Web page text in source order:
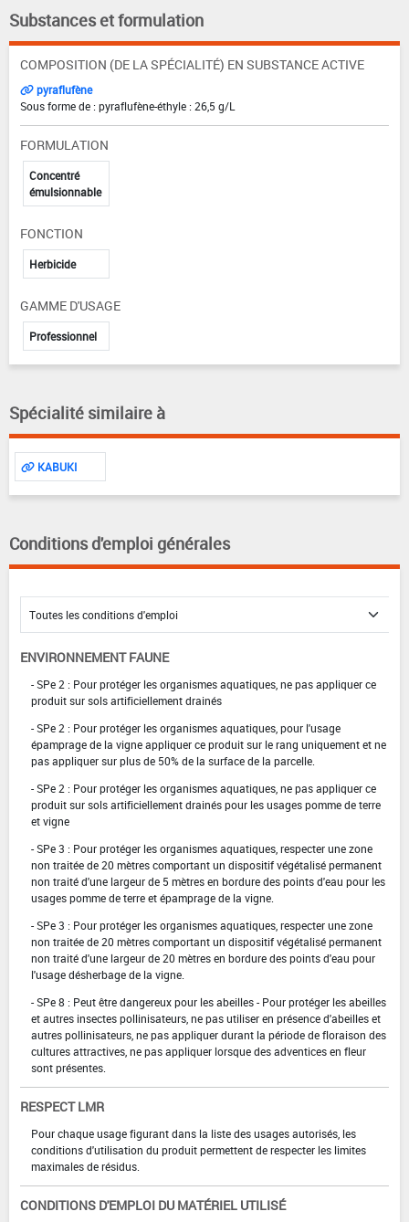
Substances et formulation
COMPOSITION (DE LA SPÉCIALITÉ) EN SUBSTANCE ACTIVE
pyraflufène
Sous forme de : pyraflufène-éthyle : 26,5 g/L
FORMULATION
Concentré
émulsionnable
FONCTION
Herbicide
GAMME D'USAGE
Professionnel
Spécialité similaire à
KABUKI
Conditions d'emploi générales
ENVIRONNEMENT FAUNE
- SPe 2 : Pour protéger les organismes aquatiques, ne pas appliquer ce
produit sur sols artificiellement drainés
- SPe 2 : Pour protéger les organismes aquatiques, pour l'usage
épamprage de la vigne appliquer ce produit sur le rang uniquement et ne
pas appliquer sur plus de 50% de la surface de la parcelle.
- SPe 2 : Pour protéger les organismes aquatiques, ne pas appliquer ce
produit sur sols artificiellement drainés pour les usages pomme de terre
et vigne
- SPe 3 : Pour protéger les organismes aquatiques, respecter une zone
non traitée de 20 mètres comportant un dispositif végétalisé permanent
non traité d'une largeur de 5 mètres en bordure des points d'eau pour les
usages pomme de terre et épamprage de la vigne.
- SPe 3 : Pour protéger les organismes aquatiques, respecter une zone
non traitée de 20 mètres comportant un dispositif végétalisé permanent
non traité d'une largeur de 20 mètres en bordure des points d'eau pour
l'usage désherbage de la vigne.
- SPe 8 : Peut être dangereux pour les abeilles - Pour protéger les abeilles
et autres insectes pollinisateurs, ne pas utiliser en présence d'abeilles et
autres pollinisateurs, ne pas appliquer durant la période de floraison des
cultures attractives, ne pas appliquer lorsque des adventices en fleur
sont présentes.
RESPECT LMR
Pour chaque usage figurant dans la liste des usages autorisés, les
conditions d'utilisation du produit permettent de respecter les limites
maximales de résidus.
CONDITIONS D'EMPLOI DU MATÉRIEL UTILISÉ